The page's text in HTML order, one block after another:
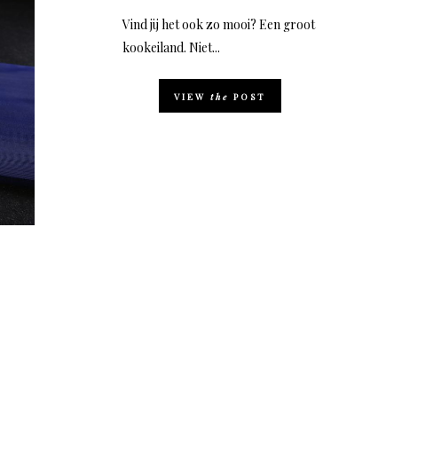
Vind jij het ook zo mooi? Een groot
kookeiland. Niet...
VIEW the POST